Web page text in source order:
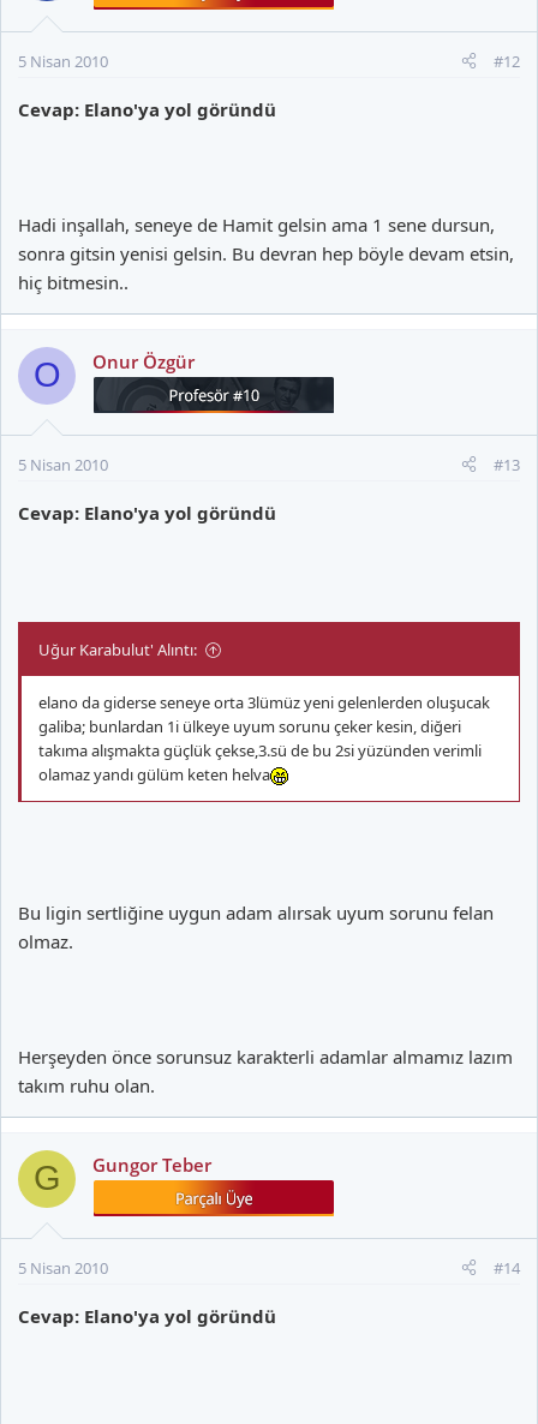
5 Nisan 2010 #12
Cevap: Elano'ya yol göründü
Hadi inşallah, seneye de Hamit gelsin ama 1 sene dursun,
sonra gitsin yenisi gelsin. Bu devran hep böyle devam etsin,
hiç bitmesin..
O Onur Özgür
5 Nisan 2010 #13
Cevap: Elano'ya yol göründü
Uğur Karabulut' Alıntı:
elano da giderse seneye orta 3lümüz yeni gelenlerden oluşucak
galiba; bunlardan 1i ülkeye uyum sorunu çeker kesin, diğeri
takıma alışmakta güçlük çekse,3.sü de bu 2si yüzünden verimli
olamaz yandı gülüm keten helva
Bu ligin sertliğine uygun adam alırsak uyum sorunu felan
olmaz.
Herşeyden önce sorunsuz karakterli adamlar almamız lazım
takım ruhu olan.
G Gungor Teber
5 Nisan 2010 #14
Cevap: Elano'ya yol göründü